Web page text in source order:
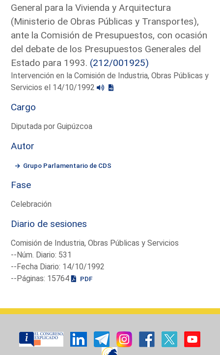
General para la Vivienda y Arquitectura
(Ministerio de Obras Públicas y Transportes),
ante la Comisión de Presupuestos, con ocasión
del debate de los Presupuestos Generales del
Estado para 1993. (212/001925)
Intervención en la Comisión de Industria, Obras Públicas y
Servicios el 14/10/1992
Cargo
Diputada por Guipúzcoa
Autor
Grupo Parlamentario de CDS
Fase
Celebración
Diario de sesiones
Comisión de Industria, Obras Públicas y Servicios
--Núm. Diario: 531
--Fecha Diario: 14/10/1992
--Páginas: 15764
PDF